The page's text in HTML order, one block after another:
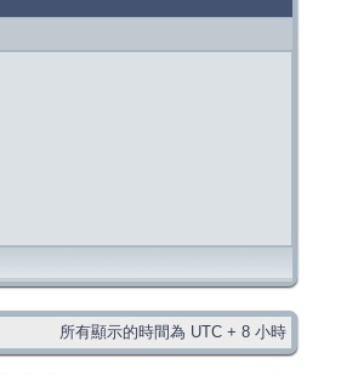
所有顯示的時間為 UTC + 8 小時